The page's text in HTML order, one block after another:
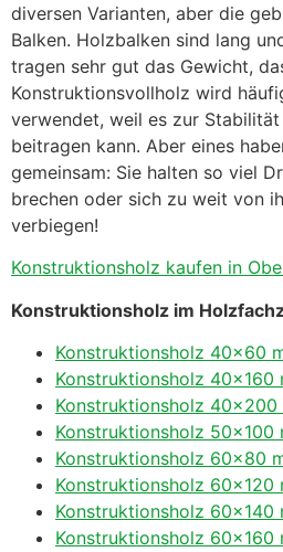
diversen Varianten, aber die
Balken. Holzbalken sind lang
tragen sehr gut das Gewicht,
Konstruktionsvollholz wird
verwendet, weil es zur Stabilität
beitragen kann. Aber eines
gemeinsam: Sie halten so viel
brechen oder sich zu weit von
verbiegen!
Konstruktionsholz kaufen in
Konstruktionsholz im
Konstruktionsholz 40×60
Konstruktionsholz 40×160
Konstruktionsholz 40×200
Konstruktionsholz 50×100
Konstruktionsholz 60×80
Konstruktionsholz 60×120
Konstruktionsholz 60×140
Konstruktionsholz 60×160